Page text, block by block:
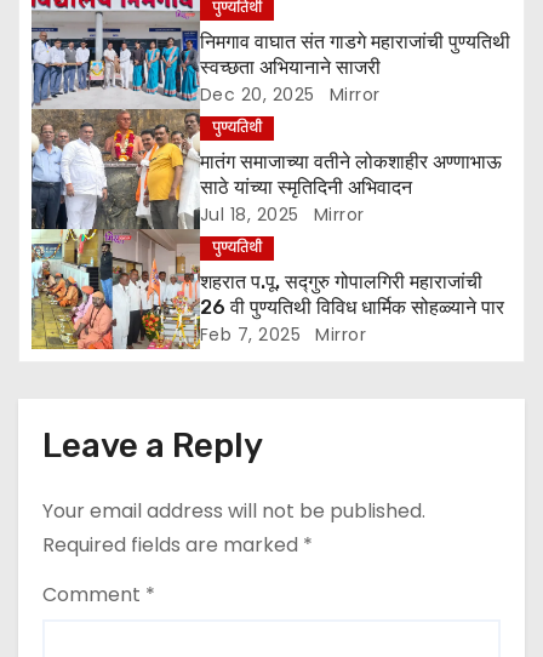
a
t
i
o
n
पुण्यतिथी
निमगाव वाघात संत गाडगे महाराजांची पुण्यतिथी
स्वच्छता अभियानाने साजरी
Dec 20, 2025 Mirror
पुण्यतिथी
मातंग समाजाच्या वतीने लोकशाहीर अण्णाभाऊ
साठे यांच्या स्मृतिदिनी अभिवादन
Jul 18, 2025 Mirror
पुण्यतिथी
शहरात प.पू. सद्गुरु गोपालगिरी महाराजांची
26 वी पुण्यतिथी विविध धार्मिक सोहळ्याने पार
Feb 7, 2025 Mirror
Leave a Reply
Your email address will not be published.
Required fields are marked *
Comment *